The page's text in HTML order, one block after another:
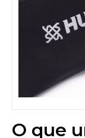
O que